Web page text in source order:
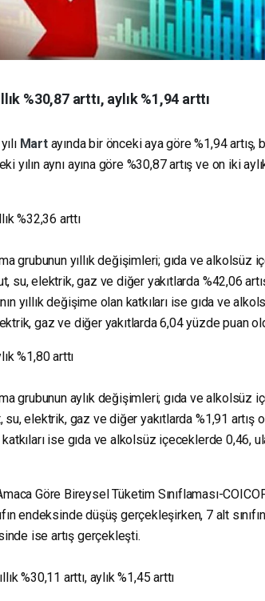
%30,87 arttı, aylık %1,94 arttı
Mart ayında bir önceki aya göre %1,94 artış,
yılın aynı ayına göre %30,87 artış ve on iki
%32,36 arttı
grubunun yıllık değişimleri; gıda ve alkolsüz
su, elektrik, gaz ve diğer yakıtlarda %42,06
yıllık değişime olan katkıları ise gıda ve
gaz ve diğer yakıtlarda 6,04 yüzde puan
%1,80 arttı
grubunun aylık değişimleri; gıda ve alkolsüz
su, elektrik, gaz ve diğer yakıtlarda %1,91 artış
ise gıda ve alkolsüz içeceklerde 0,46,
Göre Bireysel Tüketim Sınıflaması-
endeksinde düşüş gerçekleşirken, 7 alt
ise artış gerçekleşti.
%30,11 arttı, aylık %1,45 arttı